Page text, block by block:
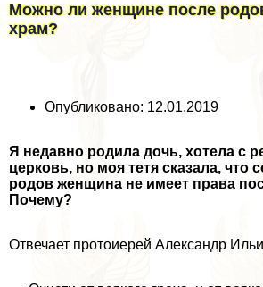
Можно ли женщине после
храм?
Опубликовано: 12.01.2019
Я недавно родила дочь, хотела с
церковь, но моя тетя сказала, что
родов женщина не имеет права
Почему?
Отвечает протоиерей Александр